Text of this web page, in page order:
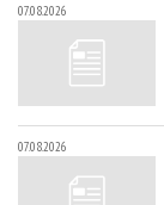
07.08.2026
07.08.2026